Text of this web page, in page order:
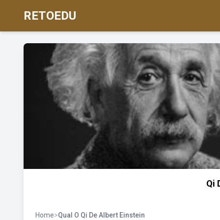
RETOEDU
Qi
Home>Qual O Qi De Albert Einstein